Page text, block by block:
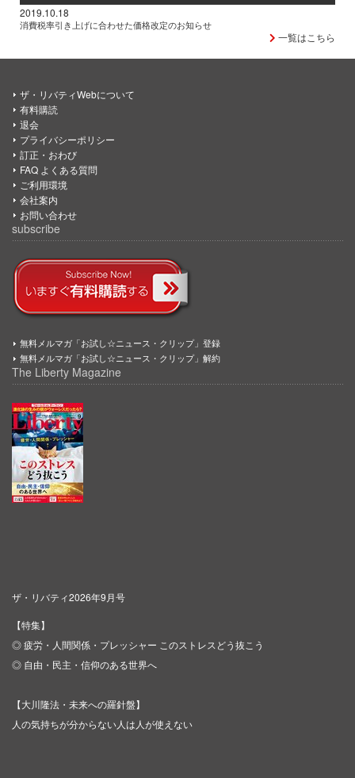
2019.10.18
消費税率引き上げに合わせた価格改定のお知らせ
一覧はこちら
ザ・リバティWebについて
有料購読
退会
プライバシーポリシー
訂正・おわび
FAQ よくある質問
ご利用環境
会社案内
お問い合わせ
subscribe
無料メルマガ「お試し☆ニュース・クリップ」登録
無料メルマガ「お試し☆ニュース・クリップ」解約
The Liberty Magazine
ザ・リバティ2026年9月号
【特集】
◎ 疲労・人間関係・プレッシャー このストレスどう抜こう
◎ 自由・民主・信仰のある世界へ
【大川隆法・未来への羅針盤】
人の気持ちが分からない人は人が使えない